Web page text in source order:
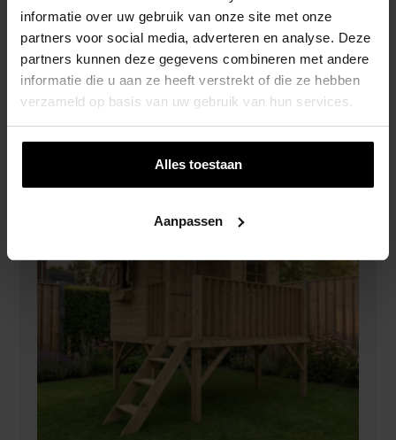
informatie over uw gebruik van onze site met onze
partners voor social media, adverteren en analyse. Deze
partners kunnen deze gegevens combineren met andere
informatie die u aan ze heeft verstrekt of die ze hebben
verzameld op basis van uw gebruik van hun services.
Alles toestaan
Aanpassen
Houten Speelhuis Big House – Prestige
Garden
€ 799,00